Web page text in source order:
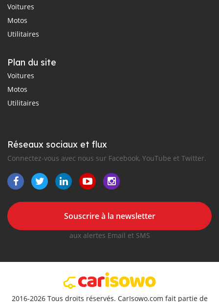
Voitures
Motos
Utilitaires
Plan du site
Voitures
Motos
Utilitaires
Réseaux sociaux et flux
Connectez-vous avec nous sur Facebook, YouTube et Twitter.
Souscrire à la newsletter
aux alertes Email et SMS
2016-2026 Tous droits réservés. CarIsowo.com fait partie de